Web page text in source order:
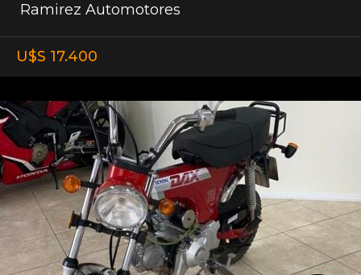
Ramirez Automotores
U$S 17.400